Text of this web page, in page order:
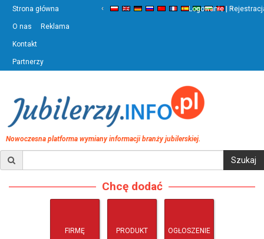
Strona główna
O nas Reklama
Kontakt
Partnerzy
‹ ›
Logowanie |
Nowoczesna platforma wymiany informacji branży jubilerskiej.
Chcę dodać
FIRMĘ PRODUKT OGŁOSZENIE